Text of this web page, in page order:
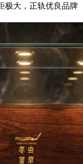
极大，正轨优良品牌